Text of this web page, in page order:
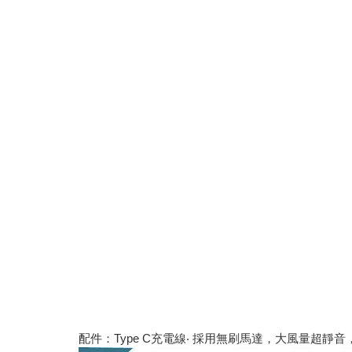
配件：Type C充電線‧ 採用無刷馬達，大風量超靜音